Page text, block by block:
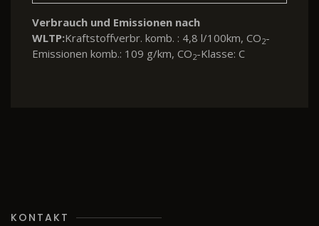
Verbrauch und Emissionen nach
WLTP:Kraftstoffverbr. komb. : 4,8 l/100km, CO2-
Emissionen komb.: 109 g/km, CO2-Klasse: C
KONTAKT